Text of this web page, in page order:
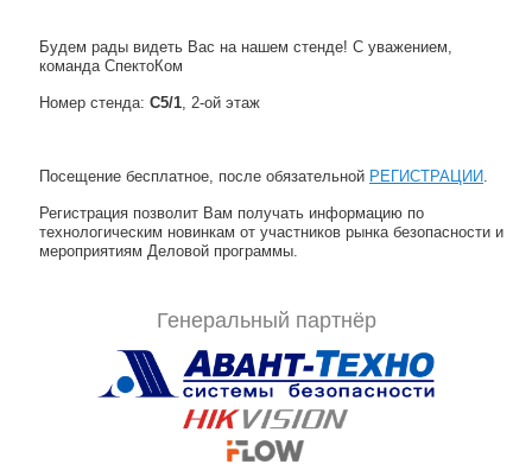
Будем рады видеть Вас на нашем стенде! С уважением,
команда СпектоКом
Номер стенда: С5/1, 2-ой этаж
Посещение бесплатное, после обязательной РЕГИСТРАЦИИ.
Регистрация позволит Вам получать информацию по
технологическим новинкам от участников рынка безопасности и
мероприятиям Деловой программы.
Генеральный партнёр